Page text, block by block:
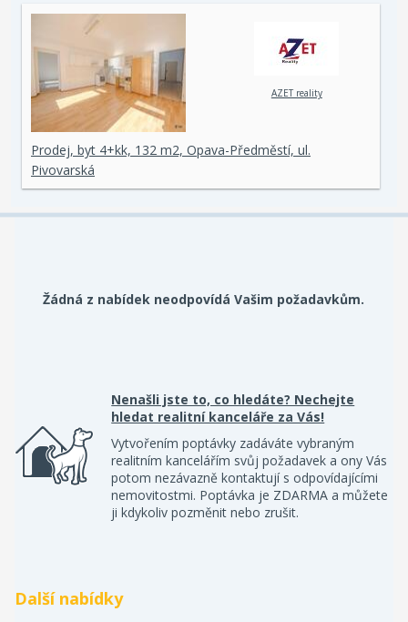
AZET reality
Prodej, byt 4+kk, 132 m2, Opava-Předměstí, ul.
Pivovarská
Žádná z nabídek neodpovídá Vašim požadavkům.
Nenašli jste to, co hledáte? Nechejte
hledat realitní kanceláře za Vás!
Vytvořením poptávky zadáváte vybraným
realitním kancelářím svůj požadavek a ony Vás
potom nezávazně kontaktují s odpovídajícími
nemovitostmi. Poptávka je ZDARMA a můžete
ji kdykoliv pozměnit nebo zrušit.
Další nabídky